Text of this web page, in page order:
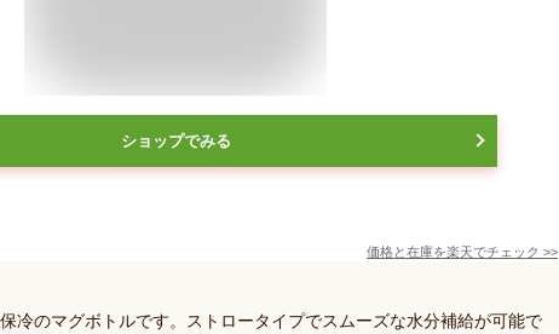
ショップでみる
価格と在庫を楽天でチェック >>
冷のマグボトルです。ストロータイプでスムーズな水分補給が可能で